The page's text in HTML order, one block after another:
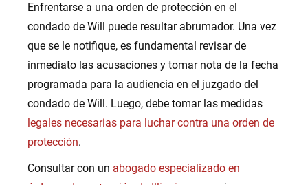
Enfrentarse a una orden de protección en el
condado de Will puede resultar abrumador. Una vez
que se le notifique, es fundamental revisar de
inmediato las acusaciones y tomar nota de la fecha
programada para la audiencia en el juzgado del
condado de Will. Luego, debe tomar las medidas
legales necesarias para luchar contra una orden de
protección.
Consultar con un abogado especializado en